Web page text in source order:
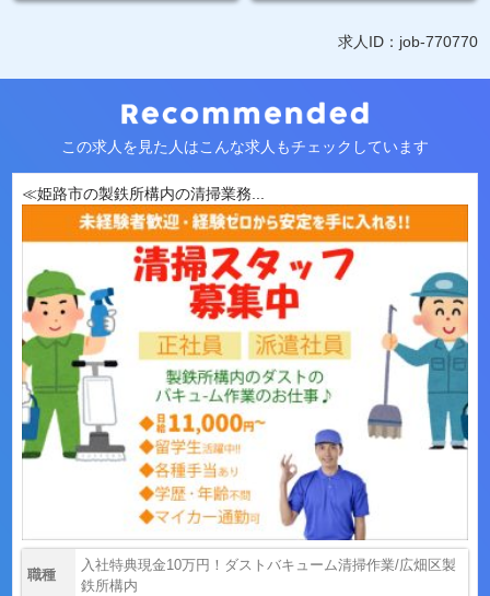
求人ID：job-770770
この求人を見た人はこんな求人もチェックしています
≪姫路市の製鉄所構内の清掃業務...
職種
入社特典現金10万円！ダストバキューム清掃作業/広畑区製
鉄所構内